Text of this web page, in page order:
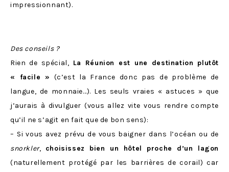
impressionnant).
Des conseils ?
Rien de spécial, La Réunion est une destination plutôt
« facile » (c’est la France donc pas de problème de
langue, de monnaie…). Les seuls vraies « astuces » que
j’aurais à divulguer (vous allez vite vous rendre compte
qu’il ne s’agit en fait que de bon sens):
– Si vous avez prévu de vous baigner dans l’océan ou de
snorkler, choisissez bien un hôtel proche d’un lagon
(naturellement protégé par les barrières de corail) car